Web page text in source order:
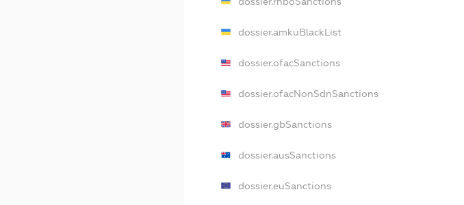
dossier.amkuBlackList
dossier.ofacSanctions
dossier.ofacNonSdnSanctions
dossier.gbSanctions
dossier.ausSanctions
dossier.euSanctions